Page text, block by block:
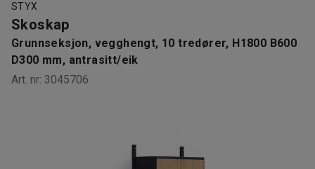
STYX
Skoskap
Grunnseksjon, vegghengt, 10 tredører, H1800 B600
D300 mm, antrasitt/eik
Art. nr: 3045706